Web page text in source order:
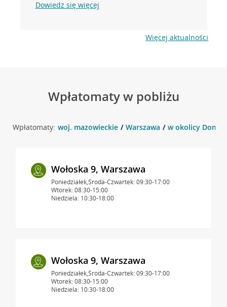
Dowiedz się więcej
Więcej aktualności
Wpłatomaty w pobliżu
Wpłatomaty: woj. mazowieckie Warszawa w okolicy
Wołoska 9, Warszawa
Poniedziałek,Środa-Czwartek: 09:30-17:00
Wtorek: 08:30-15:00
Niedziela: 10:30-18:00
Wołoska 9, Warszawa
Poniedziałek,Środa-Czwartek: 09:30-17:00
Wtorek: 08:30-15:00
Niedziela: 10:30-18:00